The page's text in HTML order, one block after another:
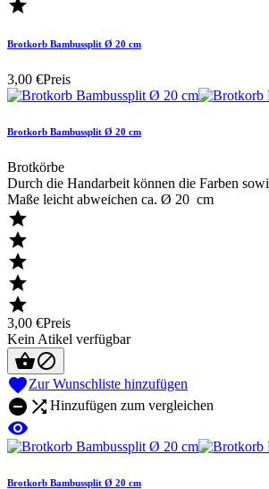

Brotkorb Bambussplit Ø 20 cm
3,00 €Preis
Brotkorb Bambussplit Ø 20 cm
Brotkörbe
Durch die Handarbeit können die Farben
Maße leicht abweichen ca. Ø 20 cm





3,00 €Preis
Kein Atikel verfügbar

Zur Wunschliste hinzufügen
  Hinzufügen zum vergleichen

Brotkorb Bambussplit Ø 20 cm